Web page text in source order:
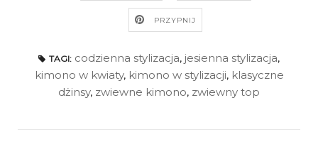
PRZYPNIJ
TAGI: codzienna stylizacja, jesienna stylizacja,
kimono w kwiaty, kimono w stylizacji, klasyczne
dżinsy, zwiewne kimono, zwiewny top